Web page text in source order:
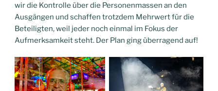
wir die Kontrolle über die Personenmassen an den
Ausgängen und schaffen trotzdem Mehrwert für die
Beteiligten, weil jeder noch einmal im Fokus der
Aufmerksamkeit steht. Der Plan ging überragend auf!